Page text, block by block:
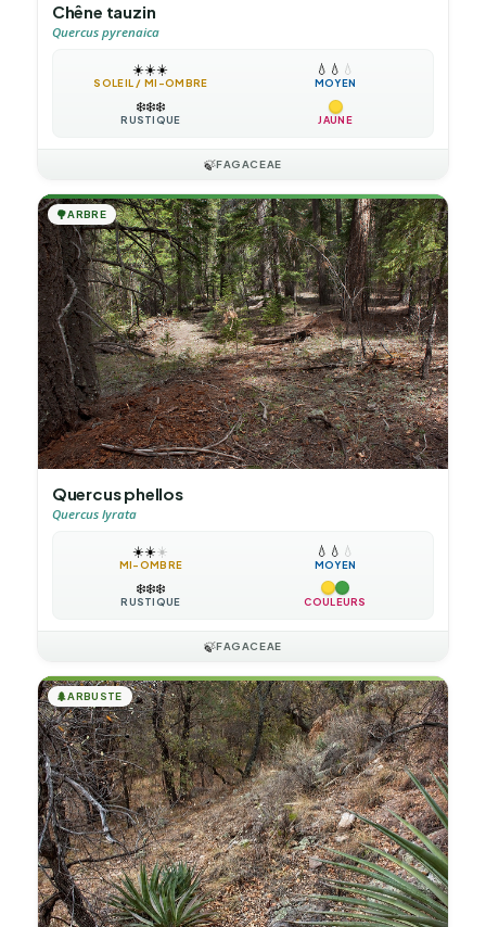
Chêne tauzin
Quercus pyrenaica
☀️☀️☀️
SOLEIL / MI-OMBRE
💧 💧 💧
MOYEN
❄️❄️❄️
RUSTIQUE JAUNE
🍃FAGACEAE
🌳ARBRE
Quercus phellos
Quercus lyrata
☀️☀️☀️
MI-OMBRE
💧 💧 💧
MOYEN
❄️❄️❄️
RUSTIQUE COULEURS
🍃FAGACEAE
🌲ARBUSTE